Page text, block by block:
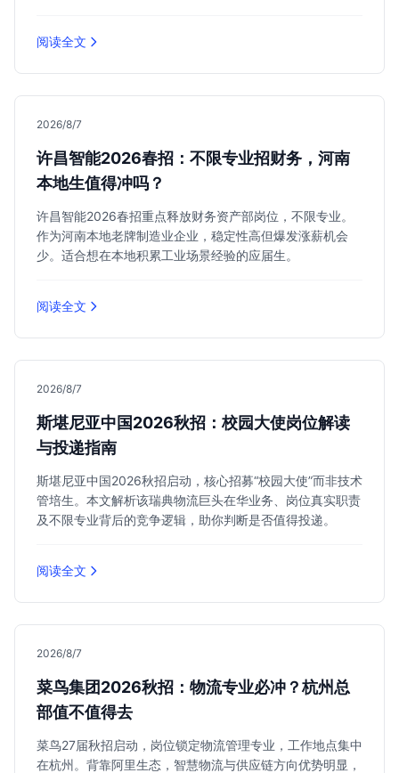
阅读全文
2026/8/7
许昌智能2026春招：不限专业招财务，河南
本地生值得冲吗？
许昌智能2026春招重点释放财务资产部岗位，不限专业。
作为河南本地老牌制造业企业，稳定性高但爆发涨薪机会
少。适合想在本地积累工业场景经验的应届生。
阅读全文
2026/8/7
斯堪尼亚中国2026秋招：校园大使岗位解读
与投递指南
斯堪尼亚中国2026秋招启动，核心招募“校园大使”而非技术
管培生。本文解析该瑞典物流巨头在华业务、岗位真实职责
及不限专业背后的竞争逻辑，助你判断是否值得投递。
阅读全文
2026/8/7
菜鸟集团2026秋招：物流专业必冲？杭州总
部值不值得去
菜鸟27届秋招启动，岗位锁定物流管理专业，工作地点集中
在杭州。背靠阿里生态，智慧物流与供应链方向优势明显，